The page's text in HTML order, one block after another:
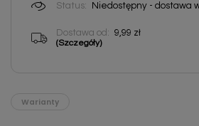
Status: Niedostępny - dostawa
Dostawa od: 9,99 zł
(Szczegóły)
Warianty